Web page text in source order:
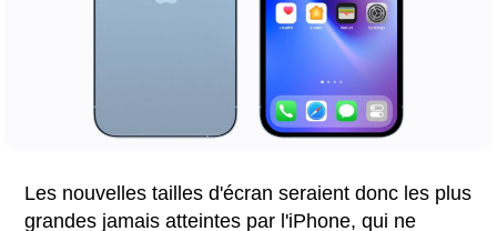
Les nouvelles tailles d'écran seraient donc les plus
grandes jamais atteintes par l'iPhone, qui ne